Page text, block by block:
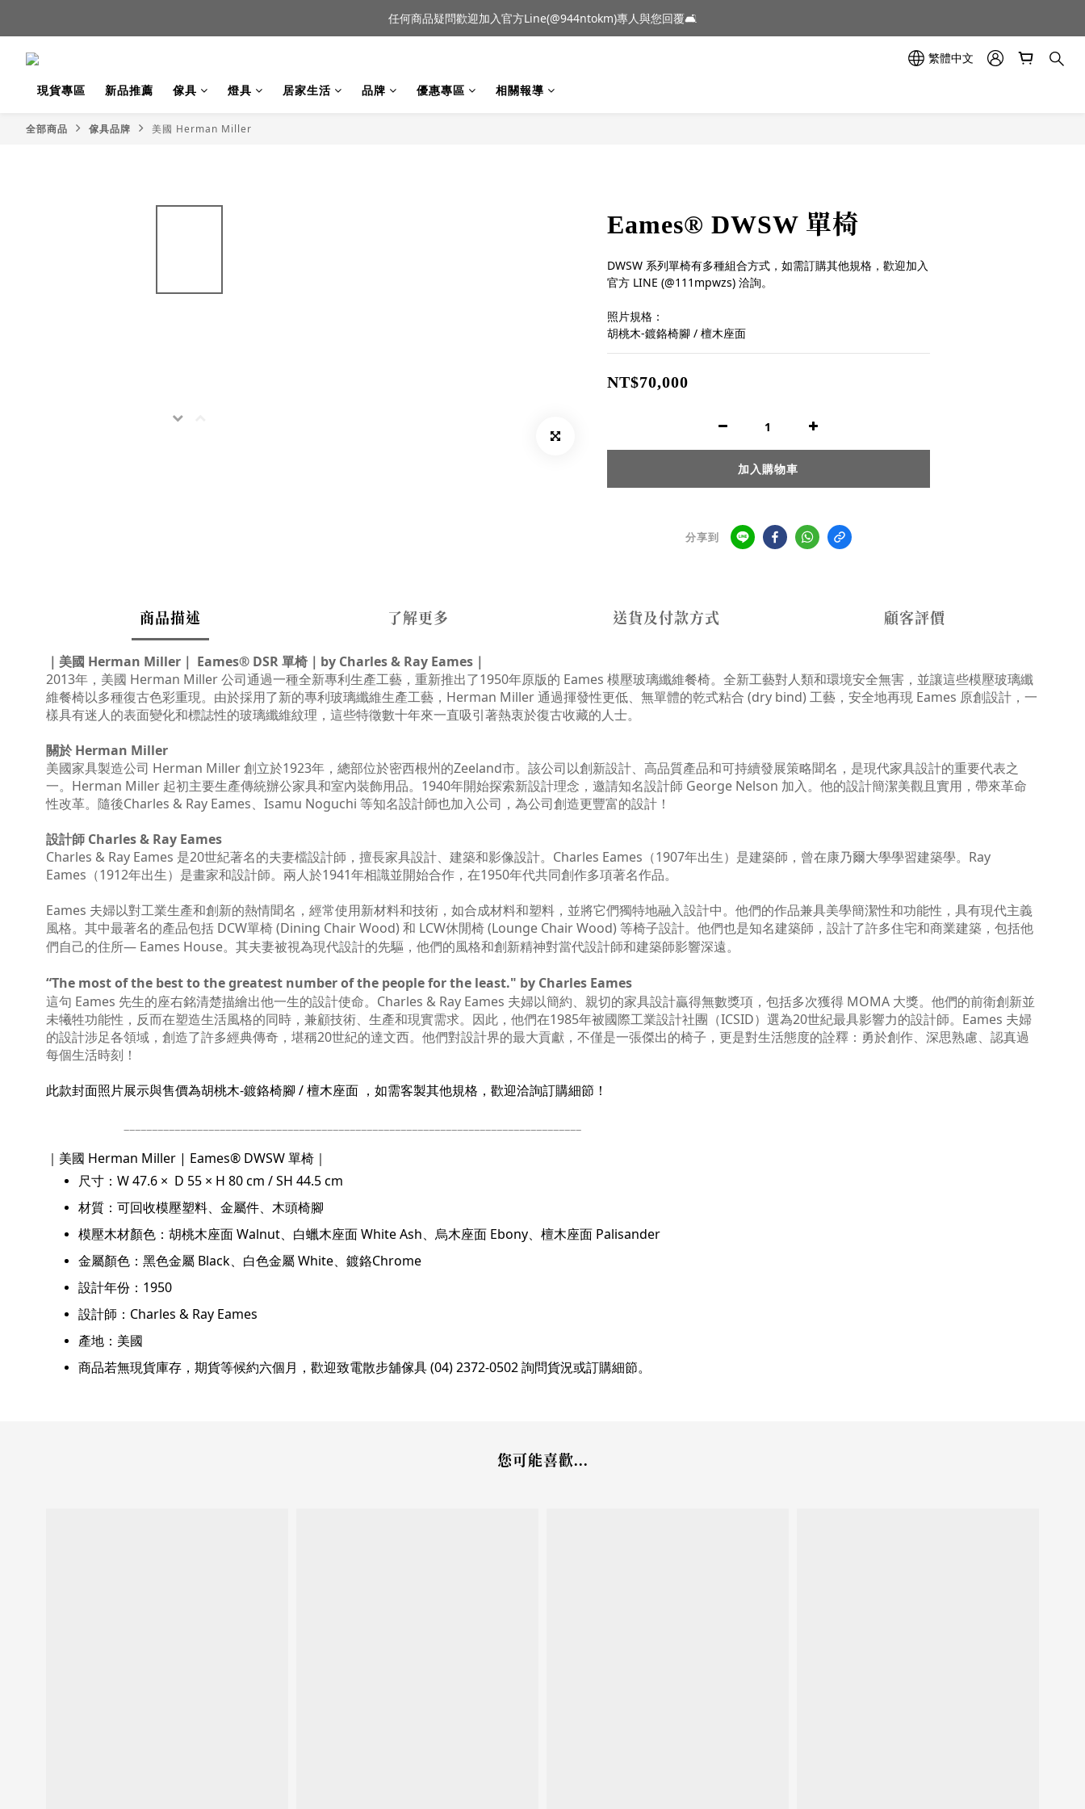
新品到貨｜日本燈具品牌 Ambientec 年度新品 Barcarolle 臺中樂群門市展示中✨
任何商品疑問歡迎加入官方Line(@944ntokm)專人與您回覆🛋️
繁體中文
現貨專區 新品推薦 傢具 燈具 居家生活 品牌 優惠專區 相關報導
全部商品 傢具品牌 美國 Herman Miller
Eames® DWSW 單椅
DWSW 系列單椅有多種組合方式，如需訂購其他規格，歡迎加入
官方 LINE (@111mpwzs) 洽詢。
照片規格：
胡桃木-鍍鉻椅腳 / 檀木座面
NT$70,000
加入購物車
分享到
商品描述 了解更多 送貨及付款方式 顧客評價
｜美國 Herman Miller｜ Eames® DSR 單椅｜ by Charles & Ray Eames ｜
2013年，美國 Herman Miller 公司通過一種全新專利生產工藝，重新推出了1950年原版的 Eames 模壓玻璃纖維餐椅。全新工藝對人類和環境安全無害，並讓這些模壓玻璃纖
維餐椅以多種復古色彩重現。 由於採用了新的專利玻璃纖維生產工藝，Herman Miller 通過揮發性更低、無單體的乾式粘合 (dry bind) 工藝，安全地再現 Eames 原創設計，一
樣具有迷人的表面變化和標誌性的玻璃纖維紋理，這些特徵數十年來一直吸引著熱衷於復古收藏的人士。
關於 Herman Miller
美國家具製造公司 Herman Miller創立於1923年，總部位於密西根州的Zeeland市。該公司以創新設計、高品質產品和可持續發展策略聞名，是現代家具設計的重要代表之
一。 Herman Miller 起初主要生產傳統辦公家具和室內裝飾用品。 1940年開始探索新設計理念，邀請知名設計師 George Nelson 加入。他的設計簡潔美觀且實用，帶來革命
性改革。隨後Charles & Ray Eames、 Isamu Noguchi 等知名設計師也加入公司，為公司創造更豐富的設計！
設計師 Charles & Ray Eames
Charles & Ray Eames 是20世紀著名的夫妻檔設計師，擅長家具設計、建築和影像設計。Charles Eames（1907年出生）是建築師，曾在康乃爾大學學習建築學。Ray
Eames（1912年出生）是畫家和設計師。兩人於1941年相識並開始合作，在1950年代共同創作多項著名作品。
Eames 夫婦以對工業生產和創新的熱情聞名，經常使用新材料和技術，如合成材料和塑料，並將它們獨特地融入設計中。他們的作品兼具美學簡潔性和功能性，具有現代主義
風格。其中最著名的產品包括 DCW單椅 (Dining Chair Wood) 和 LCW休閒椅 (Lounge Chair Wood) 等椅子設計。他們也是知名建築師，設計了許多住宅和商業建築，包括他
們自己的住所— Eames House。其夫妻被視為現代設計的先驅，他們的風格和創新精神對當代設計師和建築師影響深遠。
“The most of the best to the greatest number of the people for the least." by Charles Eames
這句 Eames 先生的座右銘清楚描繪出他一生的設計使命。Charles & Ray Eames 夫婦以簡約、親切的家具設計贏得無數獎項，包括多次獲得 MOMA 大獎。他們的前衛創新並
未犧牲功能性，反而在塑造生活風格的同時，兼顧技術、生產和現實需求。因此，他們在1985年被國際工業設計社團（ICSID）選為20世紀最具影響力的設計師。Eames 夫婦
的設計涉足各領域，創造了許多經典傳奇，堪稱20世紀的達文西。他們對設計界的最大貢獻，不僅是一張傑出的椅子，更是對生活態度的詮釋：勇於創作、深思熟慮、認真過
每個生活時刻！
此款封面照片展示與售價為胡桃木-鍍鉻椅腳 / 檀木座面 ，如需客製其他規格，歡迎洽詢訂購細節！
｜美國 Herman Miller | Eames® DWSW 單椅｜
尺寸：W 47.6 × D 55 × H 80 cm / SH 44.5 cm
材質：可回收模壓塑料、金屬件、木頭椅腳
模壓木材顏色：胡桃木座面 Walnut、白蠟木座面 White Ash、烏木座面 Ebony、檀木座面 Palisander
金屬顏色：黑色金屬 Black、白色金屬 White、鍍鉻Chrome
設計年份：1950
設計師：Charles & Ray Eames
產地：美國
商品若無現貨庫存，期貨等候約六個月， 歡迎致電散步舖傢具 (04) 2372-0502 詢問貨況或訂購細節。
您可能喜歡...